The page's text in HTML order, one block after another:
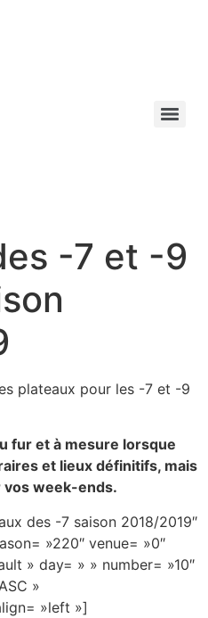
-7 et -9
plateaux pour les -7 et -9
fur et à mesure lorsque
et lieux définitifs, mais
vos week-ends.
des -7 saison 2018/2019″
»220″ venue= »0″
» day= » » number= »10″
»
»left »]